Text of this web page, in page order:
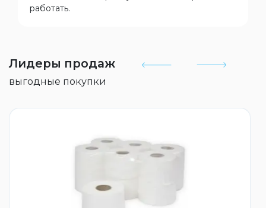
работать.
Лидеры продаж
выгодные покупки